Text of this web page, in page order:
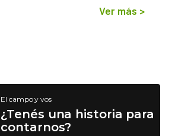
Ver más >
El campo y vos
¿Tenés una historia para
contarnos?